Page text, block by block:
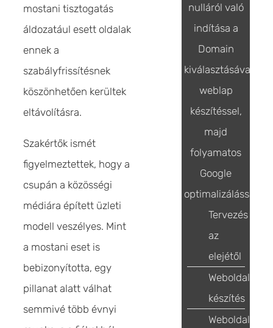
mostani tisztogatás
áldozatául esett oldalak
ennek a
szabályfrissítésnek
köszönhetően kerültek
eltávolításra.
Szakértők ismét
figyelmeztettek, hogy a
csupán a közösségi
médiára épített üzleti
modell veszélyes. Mint
a mostani eset is
bebizonyította, egy
pillanat alatt válhat
semmivé több évnyi
nulláról való
indítása a
Domain
kiválasztásával,
weblap
készítéssel,
majd
folyamatos
Google
optimalizálással
Tervezés
az
elejétől
Weboldal
készítés
Weboldal